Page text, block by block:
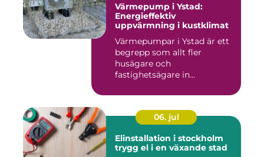
Värmepump i Ystad:
Energieffektiv
uppvärmning i kustklimat
Värmepumpar i Ystad är ett
begrepp som allt fler
husägare och
fastighetsägare in...
06. jul
Elinstallation i stockholm
trygg el i en växande stad